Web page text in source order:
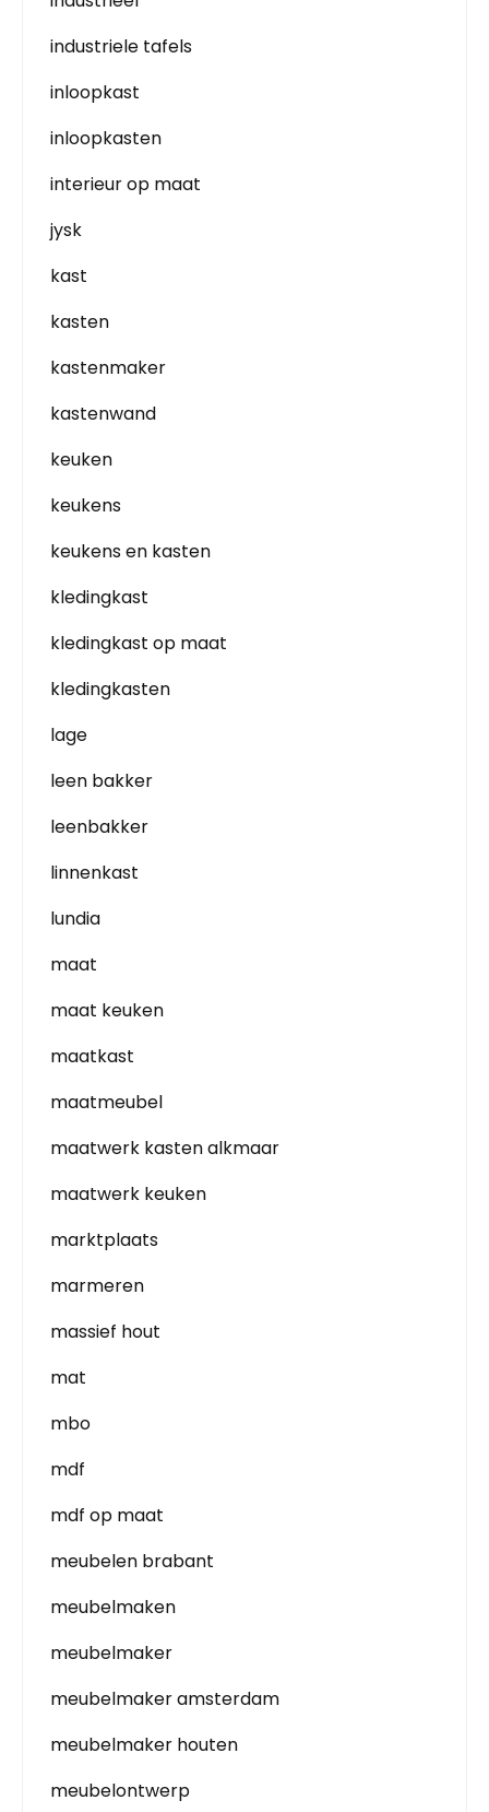
industriele tafels
inloopkast
inloopkasten
interieur op maat
jysk
kast
kasten
kastenmaker
kastenwand
keuken
keukens
keukens en kasten
kledingkast
kledingkast op maat
kledingkasten
lage
leen bakker
leenbakker
linnenkast
lundia
maat
maat keuken
maatkast
maatmeubel
maatwerk kasten alkmaar
maatwerk keuken
marktplaats
marmeren
massief hout
mat
mbo
mdf
mdf op maat
meubelen brabant
meubelmaken
meubelmaker
meubelmaker amsterdam
meubelmaker houten
meubelontwerp